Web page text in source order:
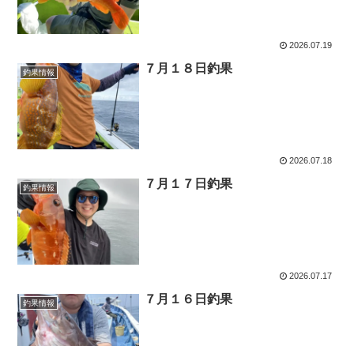
2026.07.19
釣果情報 ７月１８日釣果
2026.07.18
釣果情報 ７月１７日釣果
2026.07.17
釣果情報 ７月１６日釣果